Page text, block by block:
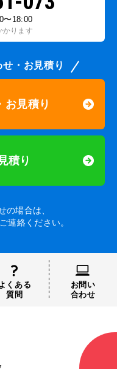
〜18:00
かります
・お見積り
お見積り
積り
の場合は、
連絡ください。
くある
質問
お問い
合わせ